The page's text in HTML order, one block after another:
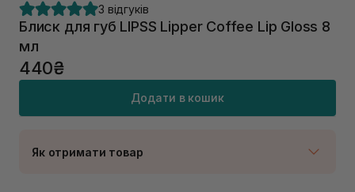
3 відгуків
Блиск для губ LIPSS Lipper Coffee Lip Gloss 8
мл
440₴
Додати в кошик
Як отримати товар